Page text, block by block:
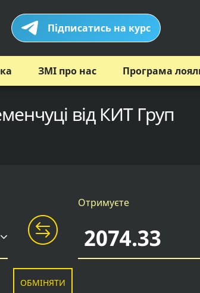
Підписатись на курс
ЗМІ про нас Програма
від КИТ Груп
Отримуєте
ОБМІНЯТИ